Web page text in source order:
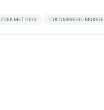
MET GIDS CULTUURREGIO BRUGGE